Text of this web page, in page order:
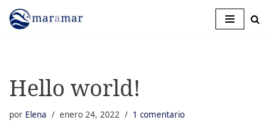
Saltar
Hello world!
por Elena enero 24, 2022 1 comentario